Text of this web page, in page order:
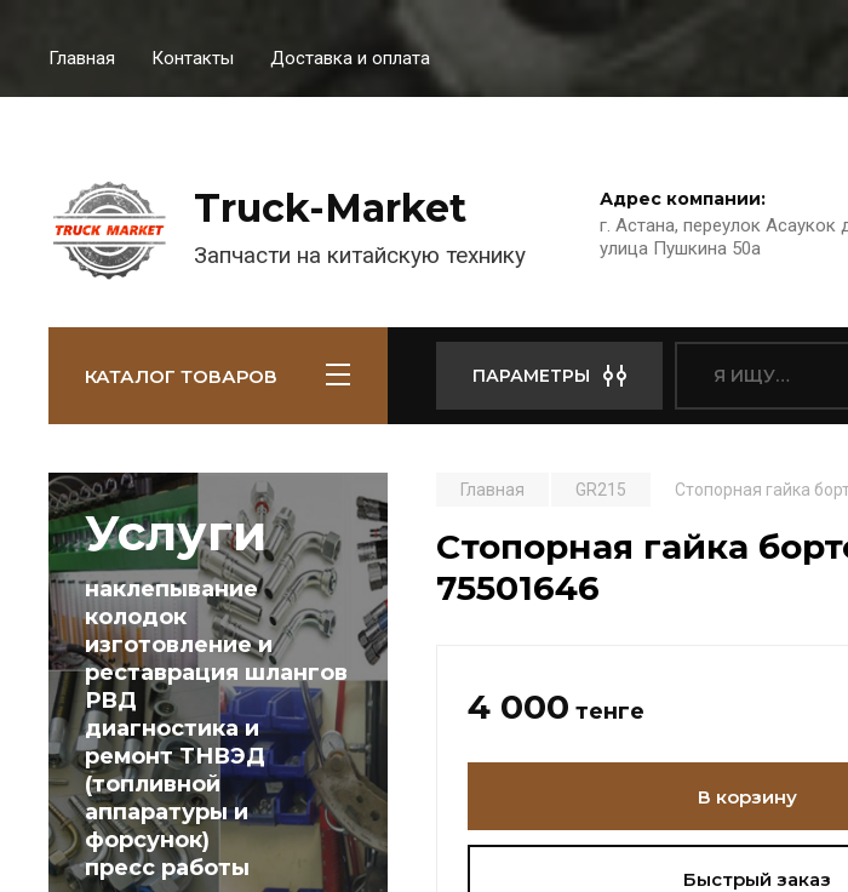
Главная Контакты Доставка и оплата
Truck-Market
Запчасти на китайскую технику
Адрес компании:
г. Астана, переулок Асаукок
улица Пушкина 50а
КАТАЛОГ ТОВАРОВ ПАРАМЕТРЫ
Услуги
наклепывание
колодок
изготовление и
реставрация шлангов
РВД
диагностика и
ремонт ТНВЭД
(топливной
аппаратуры и
форсунок)
пресс работы
Главная GR215 Стопорная гайка
Стопорная гайка
75501646
4 000 тенге
В корзину
Быстрый заказ